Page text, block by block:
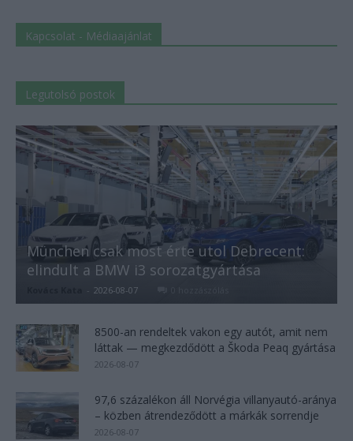
Kapcsolat - Médiaajánlat
Legutolsó postok
München csak most érte utol Debrecent:
elindult a BMW i3 sorozatgyártása
- 2026-08-07
8500-an rendeltek vakon egy autót, amit nem
láttak — megkezdődött a Škoda Peaq gyártása
2026-08-07
97,6 százalékon áll Norvégia villanyautó-aránya
– közben átrendeződött a márkák sorrendje
2026-08-07